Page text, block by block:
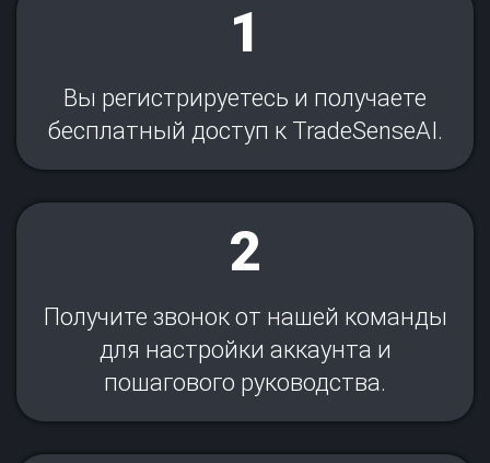
1
Вы регистрируетесь и получаете
бесплатный доступ к TradeSenseAI.
2
Получите звонок от нашей команды
для настройки аккаунта и
пошагового руководства.